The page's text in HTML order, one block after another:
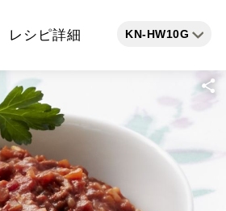
レシピ詳細 KN-HW10G